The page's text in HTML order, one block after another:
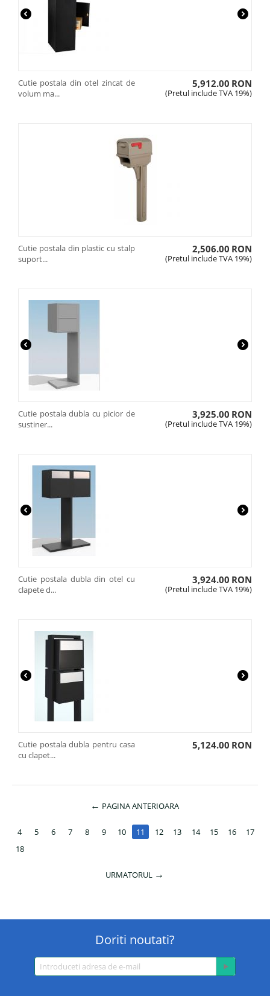
Cutie postala din otel zincat de
volum ma...
5,912.00 RON
(Pretul include TVA 19%)
Cutie postala din plastic cu stalp
suport...
2,506.00 RON
(Pretul include TVA 19%)
Cutie postala dubla cu picior de
sustiner...
3,925.00 RON
(Pretul include TVA 19%)
Cutie postala dubla din otel cu
clapete d...
3,924.00 RON
(Pretul include TVA 19%)
Cutie postala dubla pentru casa
cu clapet...
5,124.00 RON
PAGINA ANTERIOARA
4 5 6 7 8 9 10 11 12 13 14 15 16
17
18
URMATORUL
Doriti noutati?